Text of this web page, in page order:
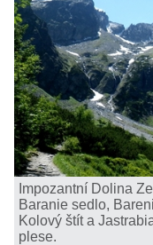
Impozantní Dolina
Baranie sedlo,
Kolový štít a
plese.